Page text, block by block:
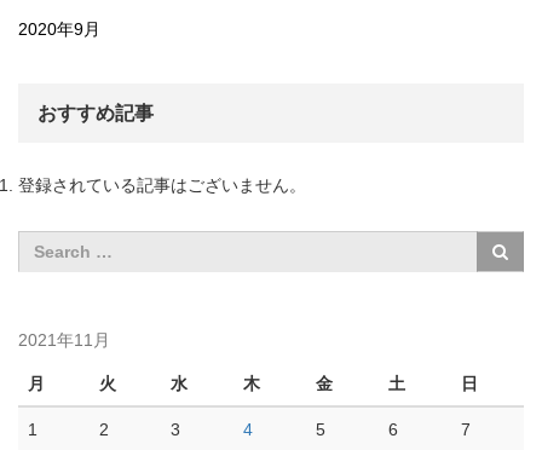
2020年9月
おすすめ記事
登録されている記事はございません。
2021年11月
月 火 水 木 金 土 日
1 2 3 4 5 6 7